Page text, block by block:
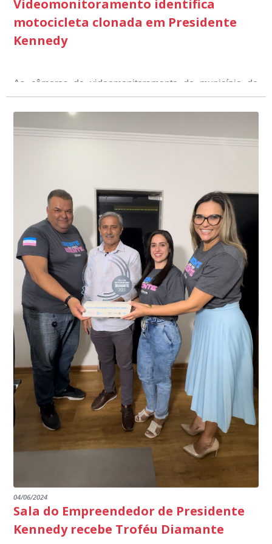
Videomonitoramento identifica
motocicleta clonada em Presidente
Kennedy
As câmeras de videomonitoramento do município de
Presidente Kennedy identificaram neste fim de semana,
01 de junho, uma motocicleta com indícios de
adulteração, imediatamente, a central de
videomonitoramento acionou a Guarda Civil Municipal,
Durante a abordagem a adulteração foi comprovada,
através da conferência do Chassi, a motocicleta, bem
conta do sistema de videomonitoramento instalado
recentemente em todo o município de Presidente
Kennedy, o sistema é integrado com outros municípios
do país, sendo possível a identificação de veículos por
meio do cruzamento de informações, nesse caso
específico, com dados de uma cidade do Estado do Rio
de Janeiro.
“Mais de 100 câmeras foram instaladas na sede e no
interior de Presidente Kennedy, garantindo mais
segurança à população, seja nas ruas, no comércio, os
produtores agropecuários. Estamos no rumo certo,
parabéns a todos os servidores que contribuem para a
segurança da nossa cidade”, destaca o prefeito Dorlei
Fontão.
04/06/2024
Sala do Empreendedor de Presidente
Kennedy recebe Troféu Diamante